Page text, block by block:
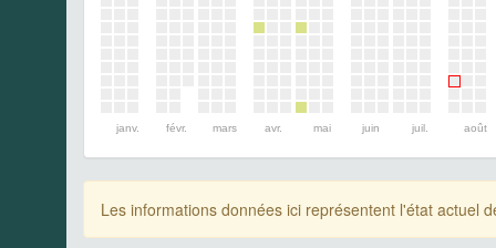
janv. févr. mars avr. mai juin juil. août
Les informations données ici représentent l'état actuel